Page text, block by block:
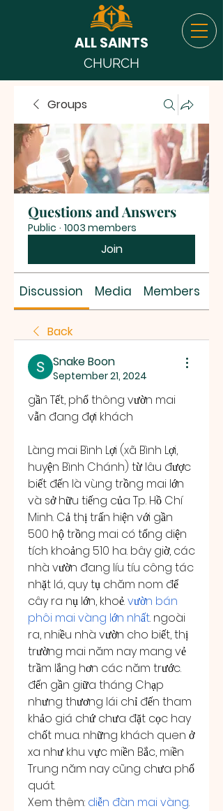
ALL SAINTS
CHURCH
Groups
Questions and Answers
Public · 1003 members
Join
Discussion Media Members
Back
Snake Boon
September 21, 2024
gần Tết, phổ thông vườn mai
vẫn đang đợi khách
Làng mai Bình Lợi (xã Bình Lợi,
huyện Bình Chánh) từ lâu được
biết đến là vùng trồng mai lớn
và sở hữu tiếng của Tp. Hồ Chí
Minh. Cả thị trấn hiện với gần
500 hộ trồng mai có tổng diện
tích khoảng 510 ha. bây giờ, các
nhà vườn đang líu tíu công tác
nhặt lá, quy tụ chăm nom để
cây ra nụ lớn, khoẻ. vườn bán
phôi mai vàng lớn nhất. ngoài
ra, nhiều nhà vườn cho biết, thị
trường mai năm nay mang vẻ
trầm lắng hơn các năm trước.
đến gần giữa tháng Chạp
nhưng thương lái chỉ đến tham
khảo giá chứ chưa đặt cọc hay
chốt mua. những khách quen ở
xa như khu vực miền Bắc, miền
Trung năm nay cũng chưa phổ
quát.
Xem thêm: diễn đàn mai vàng.